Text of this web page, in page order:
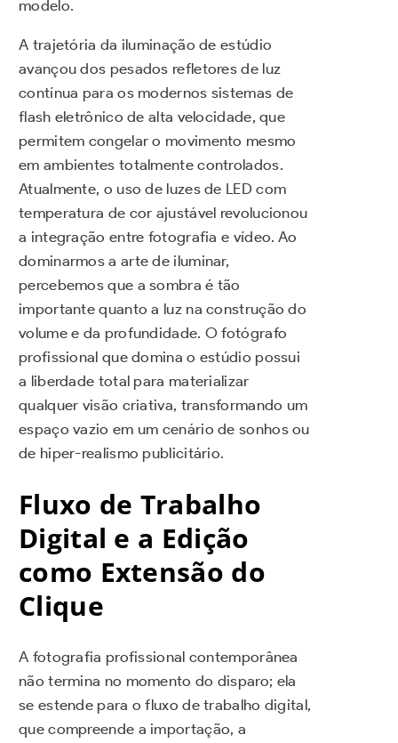
modelo.
A trajetória da iluminação de estúdio
avançou dos pesados refletores de luz
contínua para os modernos sistemas de
flash eletrônico de alta velocidade, que
permitem congelar o movimento mesmo
em ambientes totalmente controlados.
Atualmente, o uso de luzes de LED com
temperatura de cor ajustável revolucionou
a integração entre fotografia e vídeo. Ao
dominarmos a arte de iluminar,
percebemos que a sombra é tão
importante quanto a luz na construção do
volume e da profundidade. O fotógrafo
profissional que domina o estúdio possui
a liberdade total para materializar
qualquer visão criativa, transformando um
espaço vazio em um cenário de sonhos ou
de hiper-realismo publicitário.
Fluxo de Trabalho
Digital e a Edição
como Extensão do
Clique
A fotografia profissional contemporânea
não termina no momento do disparo; ela
se estende para o fluxo de trabalho digital,
que compreende a importação, a